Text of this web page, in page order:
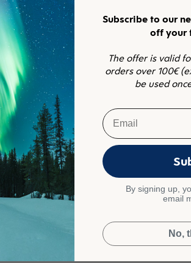
Subscribe to our
off your
The offer is valid
orders over 100€
be used
Email
By signing up,
email
No,